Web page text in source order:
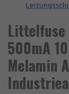
Littelfuse
500mA
Melamin